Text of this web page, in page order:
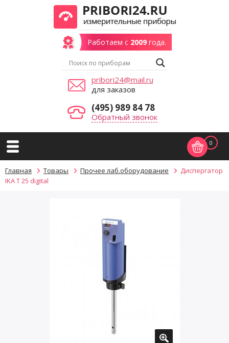
Работаем с 2009года.
pribori24@mail.ru
для заказов
(495) 989 84 78
Обратный звонок
0
Главная Товары Прочее лаб.оборудование
Диспергатор
IKA T 25 digital